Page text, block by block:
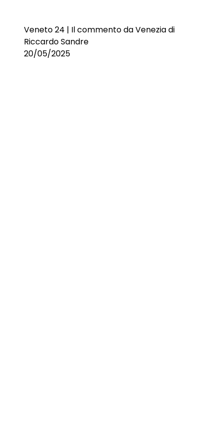
Veneto 24 | Il commento da Venezia di
Riccardo Sandre
20/05/2025